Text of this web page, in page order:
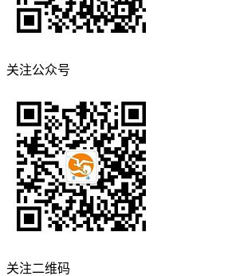
关注公众号
关注二维码